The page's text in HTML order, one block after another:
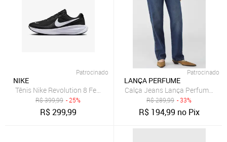
Patrocinado
NIKE
Tênis Nike Revolution 8 Feminino
R$399,99 - 25%
R$299,99
Patrocinado
LANÇA PERFUME
Calça Jeans Lança Perfume
R$289,99 - 33%
R$ 194,99 no Pix